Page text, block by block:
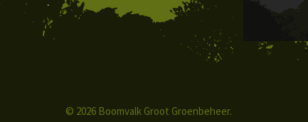
© 2026 Boomvalk Groot Groenbeheer.